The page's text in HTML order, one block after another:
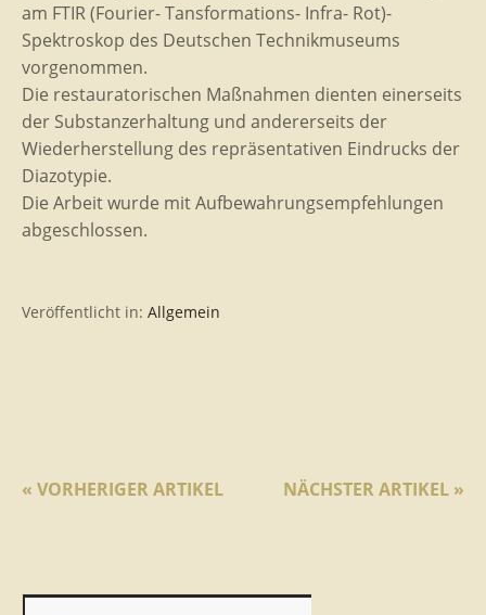
am FTIR (Fourier- Tansformations- Infra- Rot)-
Spektroskop des Deutschen Technikmuseums
vorgenommen.
Die restauratorischen Maßnahmen dienten einerseits
der Substanzerhaltung und andererseits der
Wiederherstellung des repräsentativen Eindrucks der
Diazotypie.
Die Arbeit wurde mit Aufbewahrungsempfehlungen
abgeschlossen.
Veröffentlicht in: Allgemein
NÄCHSTER ARTIKEL »
« VORHERIGER ARTIKEL